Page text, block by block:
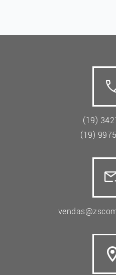
(19)
(19)